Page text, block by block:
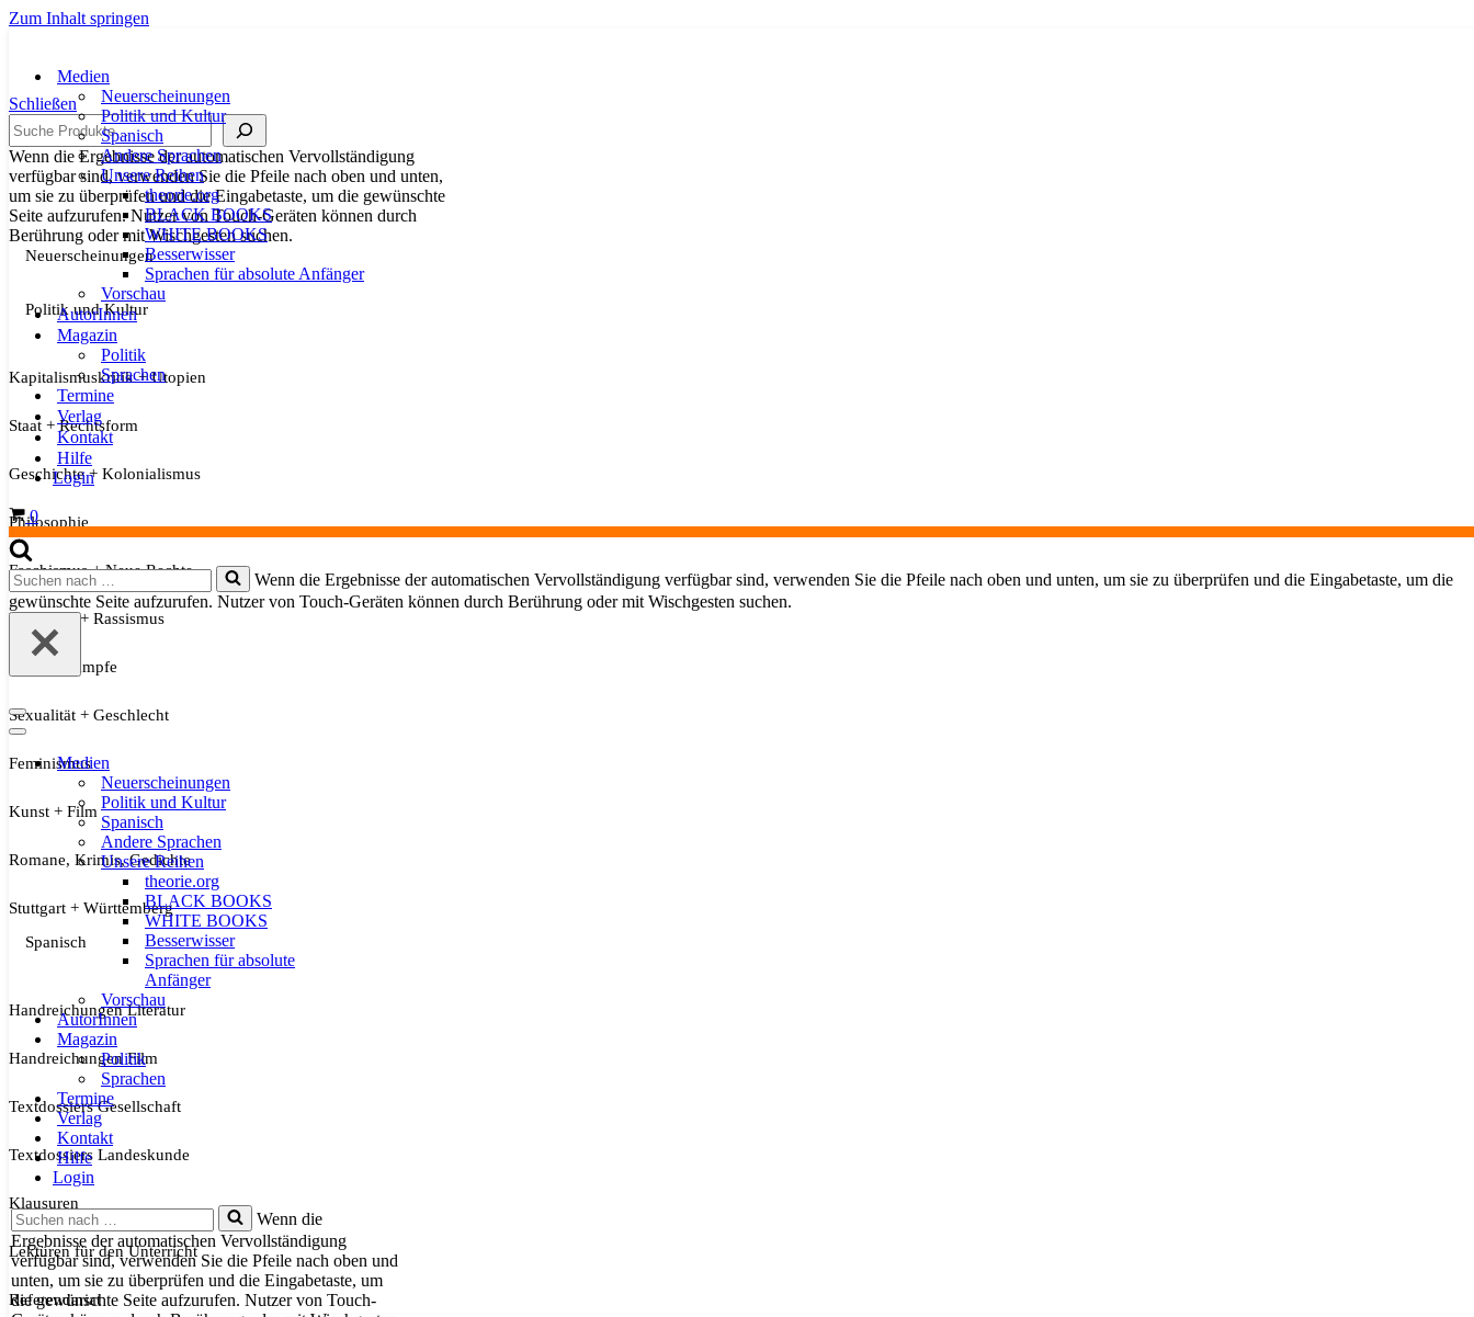
Zum Inhalt springen
Medien
Neuerscheinungen
Politik und Kultur
Spanisch
Andere Sprachen
Unsere Reihen
theorie.org
BLACK BOOKS
WHITE BOOKS
Besserwisser
Sprachen für absolute Anfänger
Vorschau
AutorInnen
Magazin
Politik
Sprachen
Termine
Verlag
Kontakt
Hilfe
Login
Warenkorb
0
Suchen
nach …
Wenn die Ergebnisse der automatischen Vervollständigung verfügbar sind, verwenden Sie die Pfeile nach oben und unten, um sie zu überprüfen und die Eingabetaste, um die
gewünschte Seite aufzurufen. Nutzer von Touch-Geräten können durch Berührung oder mit Wischgesten suchen.
Navigationsmenü
Navigationsmenü
Medien
Neuerscheinungen
Politik und Kultur
Spanisch
Andere Sprachen
Unsere Reihen
theorie.org
BLACK BOOKS
WHITE BOOKS
Besserwisser
Sprachen für absolute
Anfänger
Vorschau
AutorInnen
Magazin
Politik
Sprachen
Termine
Verlag
Kontakt
Hilfe
Login
Suchen
nach …
Wenn die
Ergebnisse der automatischen Vervollständigung
verfügbar sind, verwenden Sie die Pfeile nach oben und
unten, um sie zu überprüfen und die Eingabetaste, um
die gewünschte Seite aufzurufen. Nutzer von Touch-
Schließen
Suche
Wenn die Ergebnisse der automatischen Vervollständigung
verfügbar sind, verwenden Sie die Pfeile nach oben und unten,
um sie zu überprüfen und die Eingabetaste, um die gewünschte
Seite aufzurufen. Nutzer von Touch-Geräten können durch
Berührung oder mit Wischgesten suchen.
Neuerscheinungen
Politik und Kultur
Kapitalismuskritik + Utopien
Staat + Rechtsform
Geschichte + Kolonialismus
Philosophie
Faschismus + Neue Rechte
Migration + Rassismus
Soziale Kämpfe
Sexualität + Geschlecht
Feminismus
Kunst + Film
Romane, Krimis, Gedichte
Stuttgart + Württemberg
Spanisch
Handreichungen Literatur
Handreichungen Film
Textdossiers Gesellschaft
Textdossiers Landeskunde
Klausuren
Lektüren für den Unterricht
Referendariat